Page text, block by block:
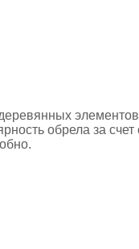
обрела за